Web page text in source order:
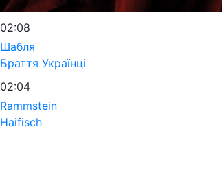
02:08
Шабля
Браття Українці
02:04
Rammstein
Haifisch